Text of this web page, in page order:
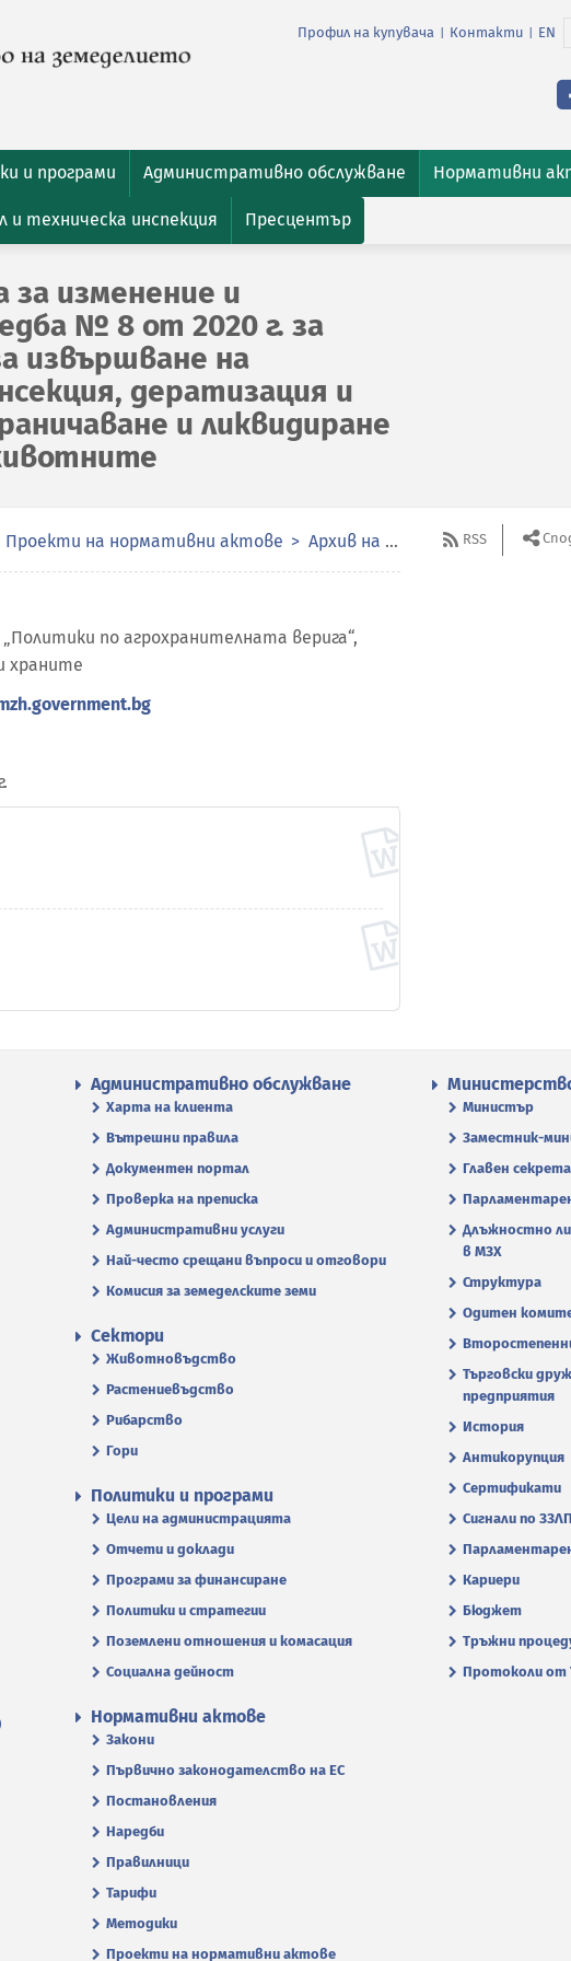
Профил на купувача Контакти EN
и програми Административно обслужване Нормативни
и техническа инспекция Пресцентър
изменение и
№ 8 от 2020 г. за
извършване на
дератизация и
и ликвидиране
Проекти на нормативни актове Архив на проекти на нормативни актове
по агрохранителната верига“,
храните
RSS
Административно обслужване
Харта на клиента
Вътрешни правила
Документен портал
Проверка на преписка
Административни услуги
Най-често срещани въпроси и отговори
Комисия за земеделските земи
Министър
Заместник-
Главен
Длъжностно
в МЗХ
Структура
Одитен
Търговски
предприятия
История
Антикорупция
Сертификати
Сигнали по
Кариери
Бюджет
Тръжни
Протоколи от
Сектори
Животновъдство
Растениевъдство
Рибарство
Гори
Политики и програми
Цели на администрацията
Отчети и доклади
Програми за финансиране
Политики и стратегии
Поземлени отношения и комасация
Социална дейност
Нормативни актове
Закони
Първично законодателство на ЕС
Постановления
Наредби
Правилници
Тарифи
Методики
Проекти на нормативни актове